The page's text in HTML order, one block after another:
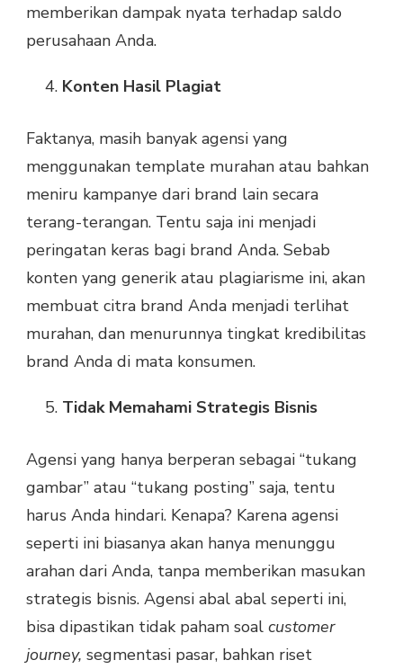
memberikan dampak nyata terhadap saldo
perusahaan Anda.
Konten Hasil Plagiat
Faktanya, masih banyak agensi yang
menggunakan template murahan atau bahkan
meniru kampanye dari brand lain secara
terang-terangan. Tentu saja ini menjadi
peringatan keras bagi brand Anda. Sebab
konten yang generik atau plagiarisme ini, akan
membuat citra brand Anda menjadi terlihat
murahan, dan menurunnya tingkat kredibilitas
brand Anda di mata konsumen.
Tidak Memahami Strategis Bisnis
Agensi yang hanya berperan sebagai “tukang
gambar” atau “tukang posting” saja, tentu
harus Anda hindari. Kenapa? Karena agensi
seperti ini biasanya akan hanya menunggu
arahan dari Anda, tanpa memberikan masukan
strategis bisnis. Agensi abal abal seperti ini,
bisa dipastikan tidak paham soal customer
journey, segmentasi pasar, bahkan riset